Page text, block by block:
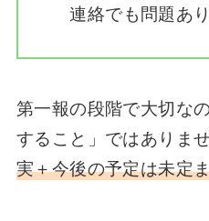
連絡でも問題あ
第一報の段階で大切な
すること」ではありま
実＋今後の予定は未定